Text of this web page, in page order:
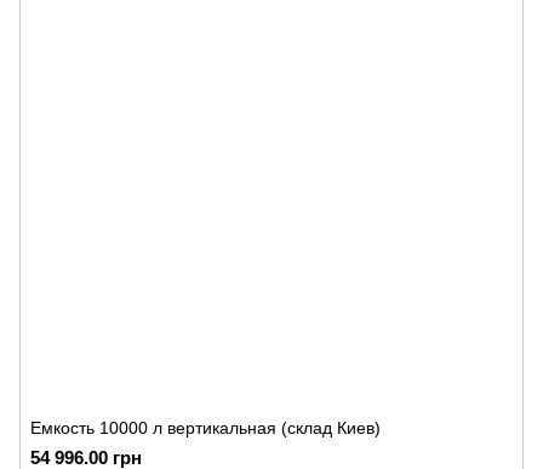
Емкость 10000 л вертикальная (склад Киев)
54 996.00 грн